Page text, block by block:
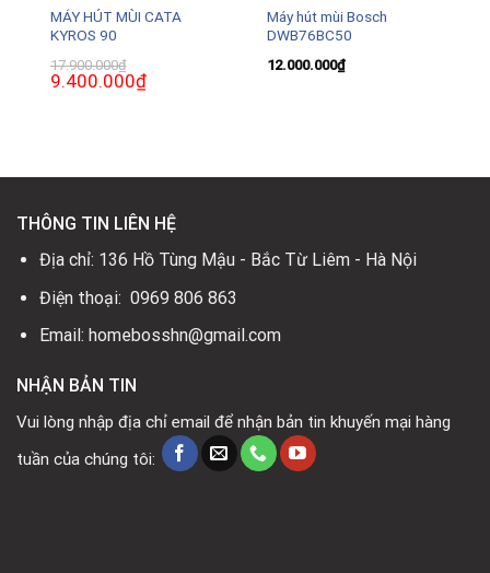
MÁY HÚT MÙI CATA
KYROS 90
17.900.000₫
Giá
gốc
9.400.000₫Giá
hiện
Máy hút mùi Bosch
DWB76BC50
12.000.000₫
THÔNG TIN LIÊN HỆ
Địa chỉ: 136 Hồ Tùng Mậu - Bắc Từ Liêm - Hà Nội
Điện thoại: 0969 806 863
Email: homebosshn@gmail.com
NHẬN BẢN TIN
Vui lòng nhập địa chỉ email để nhận bản tin khuyến mại hàng
tuần của chúng tôi: